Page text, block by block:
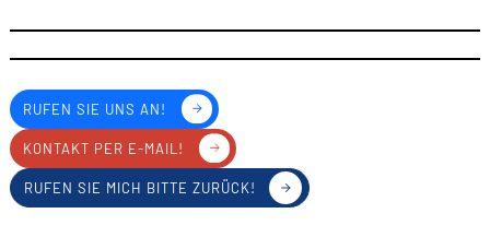
RUFEN SIE UNS AN!
KONTAKT PER E-MAIL!
RUFEN SIE MICH BITTE ZURÜCK!